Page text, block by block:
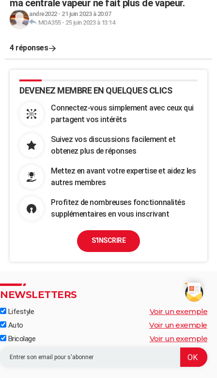
ma centrale vapeur ne fait plus de vapeur.
andre2022- 21 juin 2023 à 20:07
MOA355- 25 juin 2023 à 13:14
4 réponses
DEVENEZ MEMBRE EN QUELQUES CLICS
Connectez-vous simplement avec ceux qui
partagent vos intérêts
Suivez vos discussions facilement et
obtenez plus de réponses
Mettez en avant votre expertise et aidez les
autres membres
Profitez de nombreuses fonctionnalités
supplémentaires en vous inscrivant
S'INSCRIRE
NEWSLETTERS
Lifestyle Voir un exemple
Auto Voir un exemple
Bricolage Voir un exemple